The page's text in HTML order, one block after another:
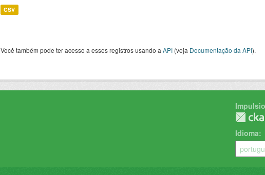
CSV
Você também pode ter acesso a esses registros usando a API (veja Documentação da API).
Idioma